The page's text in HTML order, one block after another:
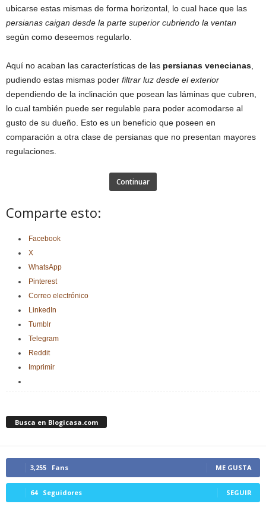
ubicarse estas mismas de forma horizontal, lo cual hace que las
persianas caigan desde la parte superior cubriendo la ventan
según como deseemos regularlo.
Aquí no acaban las características de las persianas venecianas
pudiendo estas mismas poder filtrar luz desde el exterior
dependiendo de la inclinación que posean las láminas que cubren,
lo cual también puede ser regulable para poder acomodarse al
gusto de su dueño. Esto es un beneficio que poseen en
comparación a otra clase de persianas que no presentan mayores
regulaciones.
Continuar
Comparte esto:
Facebook
X
WhatsApp
Pinterest
Correo electrónico
LinkedIn
Tumblr
Telegram
Reddit
Imprimir
Busca en Blogicasa.com
3,255 Fans ME GUSTA
64 Seguidores SEGUIR